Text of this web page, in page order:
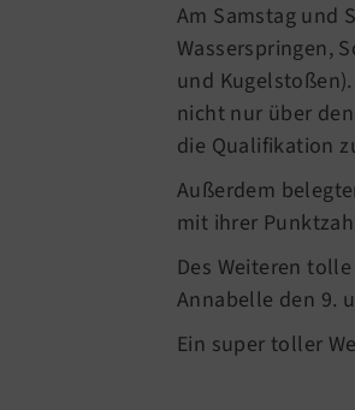
Am Samstag und
Wasserspringen,
und
nicht nur über
die Qualifikation
Außerdem
mit ihrer
Des Weiteren
Annabelle den 9.
Ein super toller